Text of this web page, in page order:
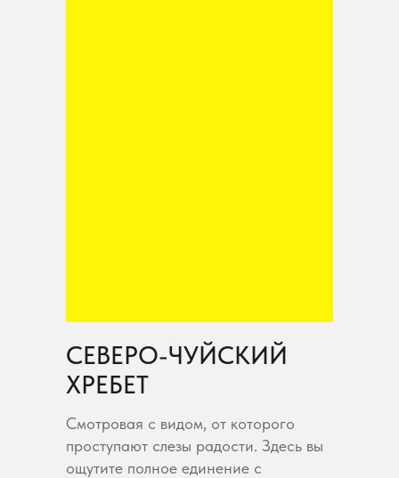
СЕВЕРО-ЧУЙСКИЙ
ХРЕБЕТ
Смотровая с видом, от которого
проступают слезы радости. Здесь вы
ощутите полное единение с